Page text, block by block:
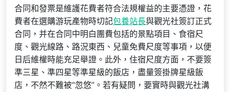
合同和發票是維護花費者符合法規權益的主要憑證，花
費者在選購游玩產物時切記包養站長與觀光社簽訂正式
合同，并在合同中明白團費包括的景點項目、食宿尺
度、觀光線路、路況東西、兒童免費尺度等事項，以便
日后維權時能充足舉證。此外，住宿尺度方面，不要簽
準三星、準四星等準星級的飯店，盡量簽掛牌星級飯
店，不然不難被“忽悠”。若有疑問，要實時與觀光社溝